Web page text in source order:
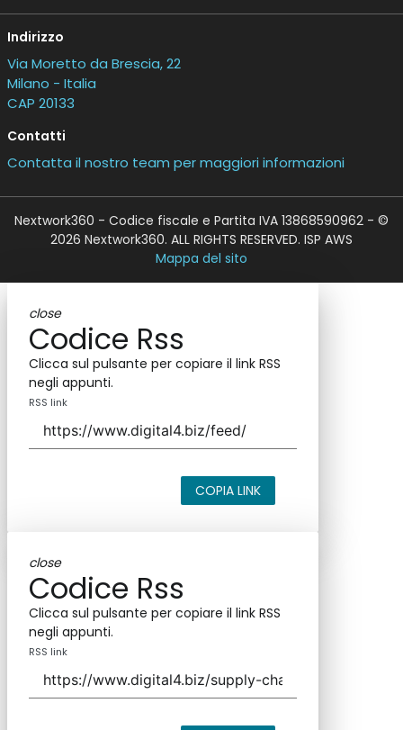
Indirizzo
Via Moretto da Brescia, 22
Milano - Italia
CAP 20133
Contatti
Contatta il nostro team per maggiori informazioni
Nextwork360 - Codice fiscale e Partita IVA 13868590962 - ©
2026 Nextwork360. ALL RIGHTS RESERVED. ISP AWS
Mappa del sito
close
Codice Rss
Clicca sul pulsante per copiare il link RSS
negli appunti.
RSS link
COPIA LINK
close
Codice Rss
Clicca sul pulsante per copiare il link RSS
negli appunti.
RSS link